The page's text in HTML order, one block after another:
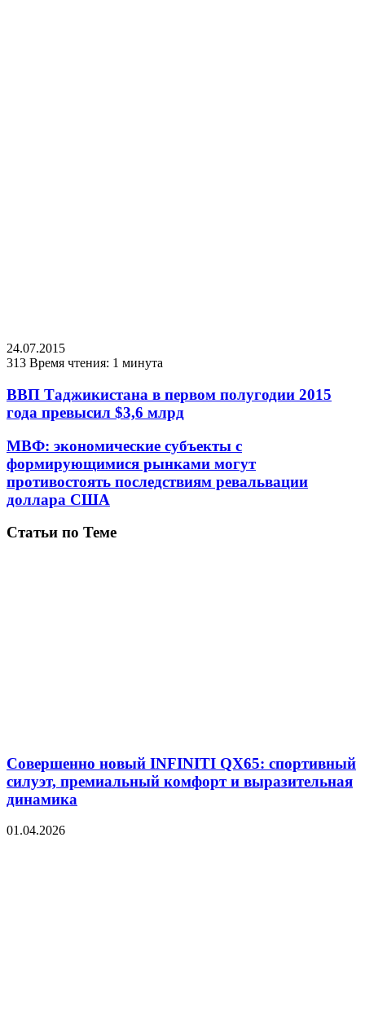
24.07.2015
313 Время чтения: 1 минута
ВВП Таджикистана в первом полугодии 2015
года превысил $3,6 млрд
МВФ: экономические субъекты с
формирующимися рынками могут
противостоять последствиям ревальвации
доллара США
Статьи по Теме
Совершенно новый INFINITI QX65: спортивный
силуэт, премиальный комфорт и выразительная
динамика
01.04.2026